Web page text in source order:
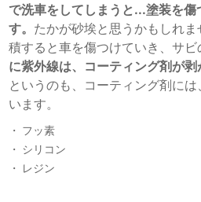
で洗車をしてしまうと...塗装を傷
す。 たかが砂埃と思うかもしれ
積すると車を傷つけていき、サビ
に紫外線は、コーティング剤が剥
というのも、コーティング剤に
います。
フッ素
シリコン
レジン